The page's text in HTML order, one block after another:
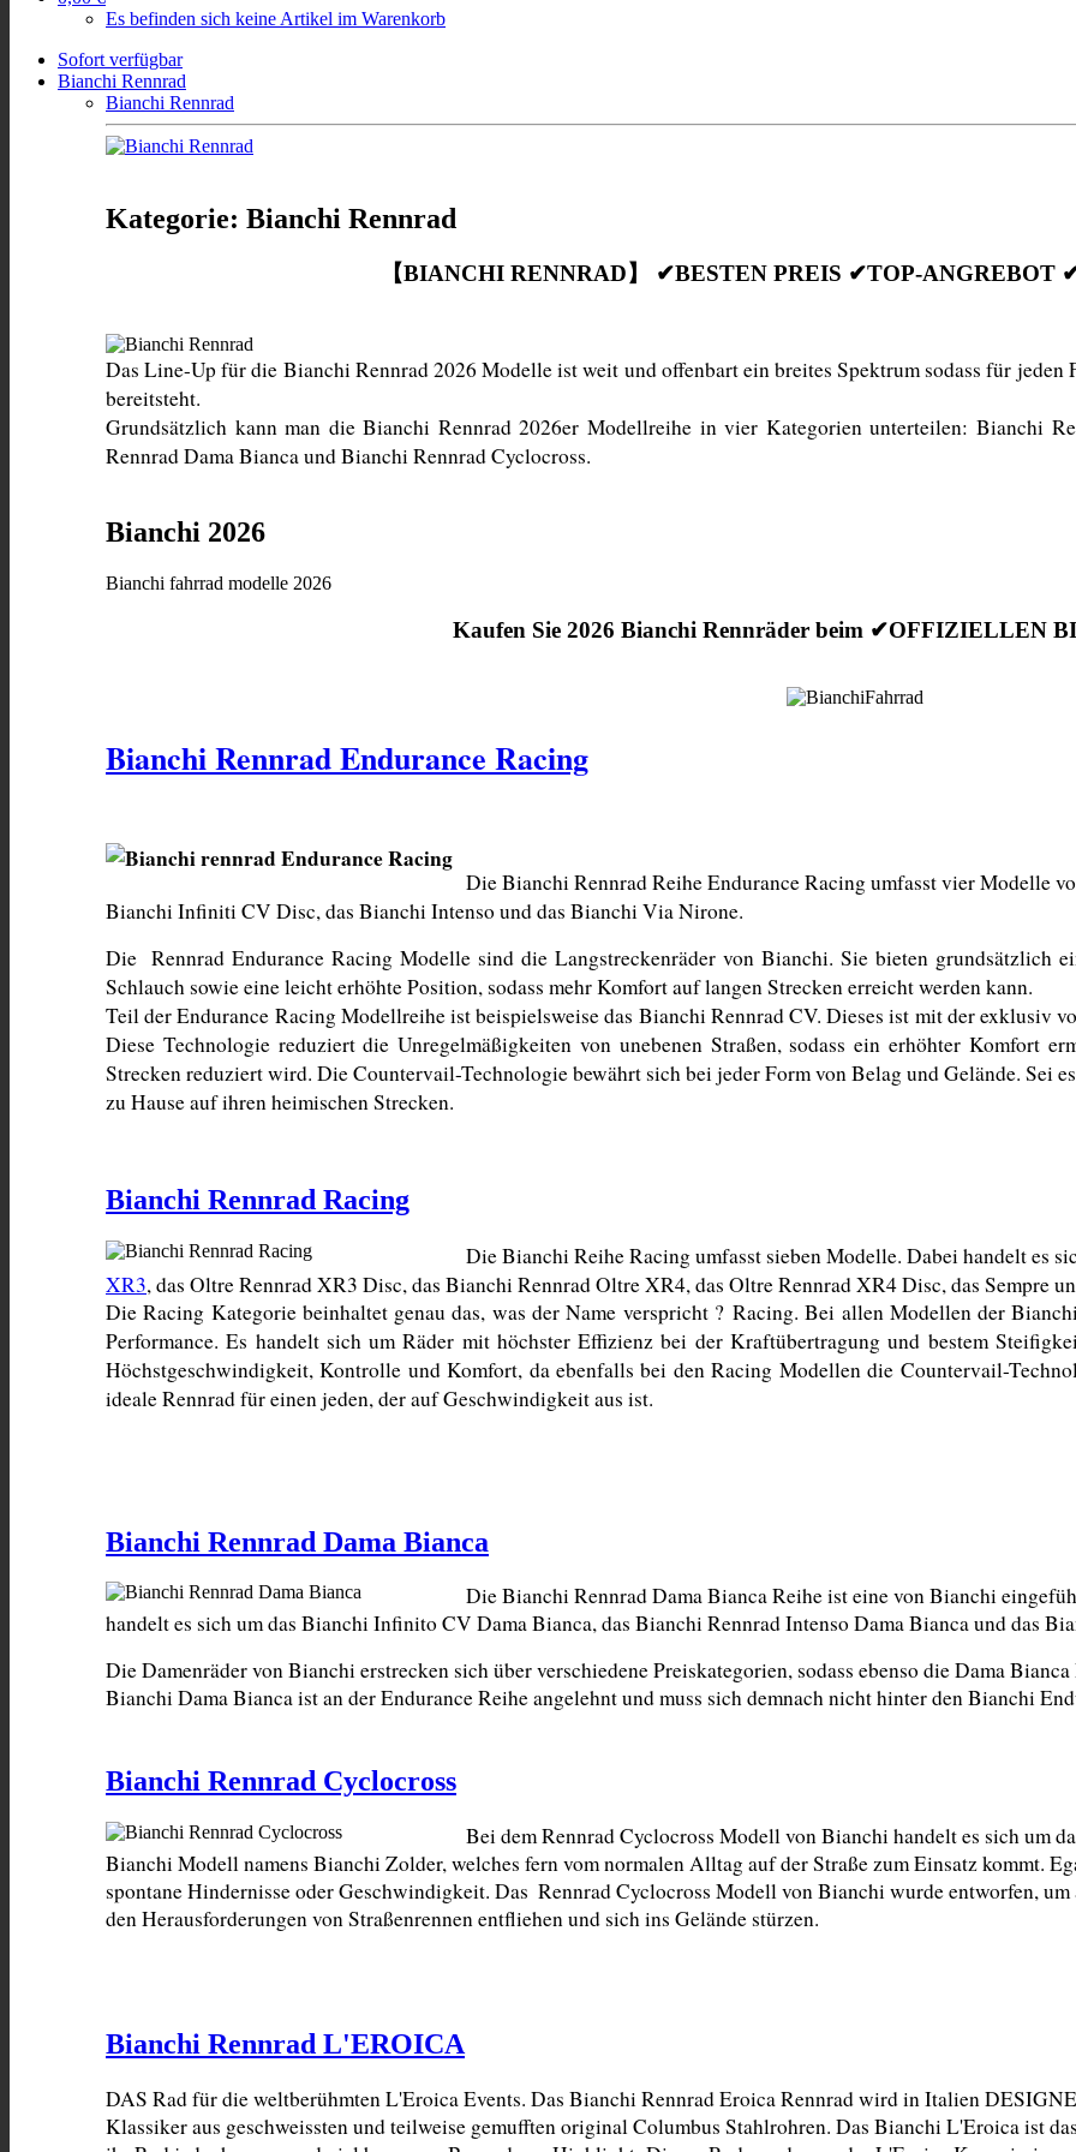
Es befinden sich keine Artikel im Warenkorb
Sofort verfügbar
Bianchi Rennrad
Bianchi Rennrad
Kategorie: Bianchi Rennrad
【BIANCHI RENNRAD】 ✔BESTEN PREIS ✔TOP-ANGREBOT
Das Line-Up für die Bianchi Rennrad 2026 Modelle ist weit und offenbart ein breites Spektrum sodass für
bereitsteht.
Grundsätzlich kann man die Bianchi Rennrad 2026er Modellreihe in vier Kategorien unterteilen: Bianchi
Rennrad Dama Bianca und Bianchi Rennrad Cyclocross.
Bianchi 2026
Bianchi fahrrad modelle 2026
Kaufen Sie 2026 Bianchi Rennräder beim ✔OFFIZIELLEN
Bianchi Rennrad Endurance Racing
Die Bianchi Rennrad Reihe Endurance Racing umfasst vier Modelle
Bianchi Infiniti CV Disc, das Bianchi Intenso und das Bianchi Via Nirone.
Die  Rennrad Endurance Racing Modelle sind die Langstreckenräder von Bianchi. Sie bieten grundsätzlich
Schlauch sowie eine leicht erhöhte Position, sodass mehr Komfort auf langen Strecken erreicht werden kann.
Teil der Endurance Racing Modellreihe ist beispielsweise das Bianchi Rennrad CV. Dieses ist mit der exklusiv
Diese Technologie reduziert die Unregelmäßigkeiten von unebenen Straßen, sodass ein erhöhter Komfort
Strecken reduziert wird. Die Countervail-Technologie bewährt sich bei jeder Form von Belag und Gelände. Sei
zu Hause auf ihren heimischen Strecken.
Bianchi Rennrad Racing
Die Bianchi Reihe Racing umfasst sieben Modelle. Dabei handelt es
XR3, das Oltre Rennrad XR3 Disc, das Bianchi Rennrad Oltre XR4, das Oltre Rennrad XR4 Disc, das Sempre
Die Racing Kategorie beinhaltet genau das, was der Name verspricht ? Racing. Bei allen Modellen der
Performance. Es handelt sich um Räder mit höchster Effizienz bei der Kraftübertragung und bestem
Höchstgeschwindigkeit, Kontrolle und Komfort, da ebenfalls bei den Racing Modellen die Countervail-
ideale Rennrad für einen jeden, der auf Geschwindigkeit aus ist.
Bianchi Rennrad Dama Bianca
Die Bianchi Rennrad Dama Bianca Reihe ist eine von Bianchi
handelt es sich um das Bianchi Infinito CV Dama Bianca, das Bianchi Rennrad Intenso Dama Bianca und das
Die Damenräder von Bianchi erstrecken sich über verschiedene Preiskategorien, sodass ebenso die Dama
Bianchi Dama Bianca ist an der Endurance Reihe angelehnt und muss sich demnach nicht hinter den Bianchi
Bianchi Rennrad Cyclocross
Bei dem Rennrad Cyclocross Modell von Bianchi handelt es sich um
Bianchi Modell namens Bianchi Zolder, welches fern vom normalen Alltag auf der Straße zum Einsatz kommt.
spontane Hindernisse oder Geschwindigkeit. Das  Rennrad Cyclocross Modell von Bianchi wurde entworfen,
den Herausforderungen von Straßenrennen entfliehen und sich ins Gelände stürzen.
Bianchi Rennrad L'EROICA
DAS Rad für die weltberühmten L'Eroica Events. Das Bianchi Rennrad Eroica Rennrad wird in Italien
Klassiker aus geschweissten und teilweise gemufften original Columbus Stahlrohren. Das Bianchi L'Eroica ist